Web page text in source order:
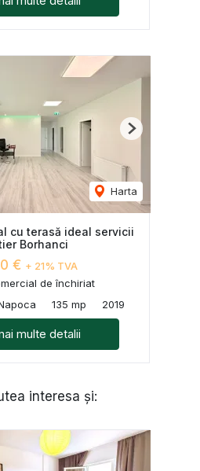
Harta
Next
cu terasă ideal servicii
Borhanci
€ + 21% TVA
de închiriat
135 mp 2019
multe detalii
interesa și: